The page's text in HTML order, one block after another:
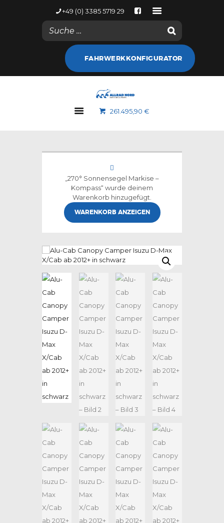
+49 (0) 3385 5719 29
FAHRWERKKONFIGURATOR
261.495,90 €
NACHRICHTEN
KONTODETAILS
ALLRAD NORD
MARKEN
„270° Sonnensegel Markise –
Kompass“ wurde deinem
Warenkorb hinzugefügt.
WARENKORB ANZEIGEN